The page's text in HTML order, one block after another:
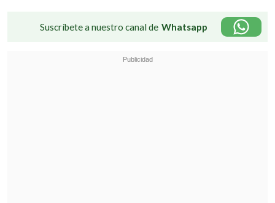
Suscríbete a nuestro canal de Whatsapp